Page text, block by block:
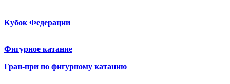
Кубок Федерации
Фигурное катание
Гран-при по фигурному катанию